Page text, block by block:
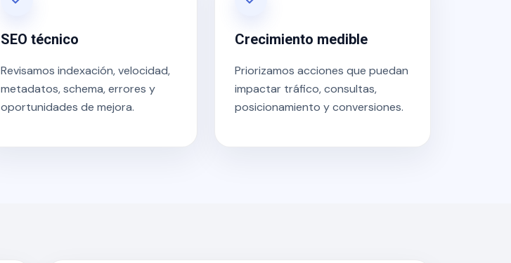
SEO técnico
Revisamos indexación, velocidad,
metadatos, schema, errores y
oportunidades de mejora.
Crecimiento medible
Priorizamos acciones que puedan
impactar tráfico, consultas,
posicionamiento y conversiones.